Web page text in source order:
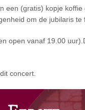
een (gratis) kopje
om de jubilaris te
open vanaf 19.00
concert.